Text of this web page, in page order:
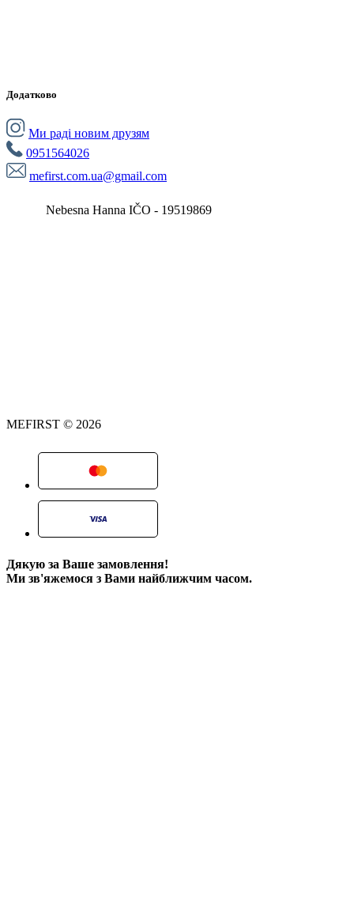
Додатково
Ми раді новим друзям
0951564026
mefirst.com.ua@gmail.com
Nebesna Hanna IČO - 19519869
MEFIRST © 2026
Дякую за Ваше замовлення!
Ми зв'яжемося з Вами найближчим часом.